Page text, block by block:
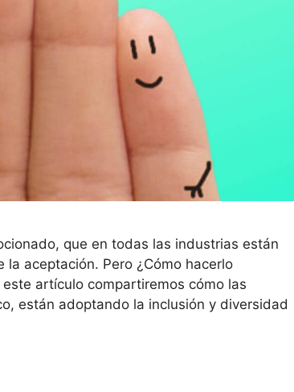
que en todas las industrias están
aceptación. Pero ¿Cómo hacerlo
artículo compartiremos cómo las
están adoptando la inclusión y diversidad